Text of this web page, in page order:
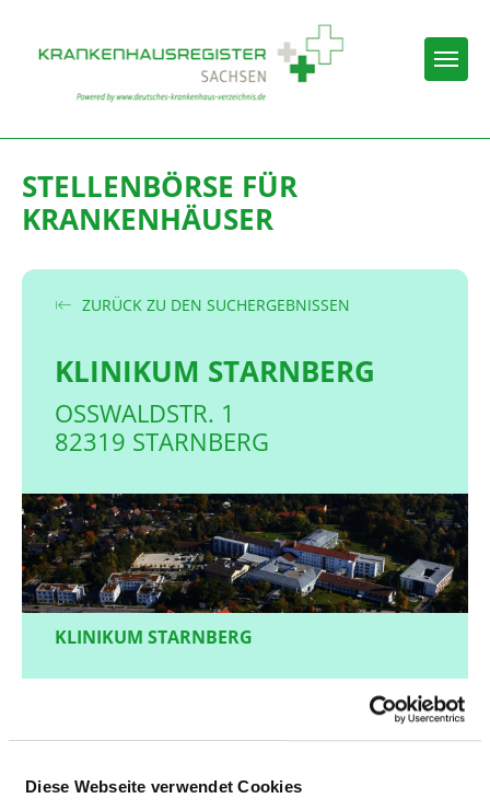
Diese Webseite verwendet Cookies
STELLENBÖRSE FÜR
KRANKENHÄUSER
ZURÜCK ZU DEN SUCHERGEBNISSEN
KLINIKUM STARNBERG
OSSWALDSTR. 1
82319 STARNBERG
KLINIKUM STARNBERG